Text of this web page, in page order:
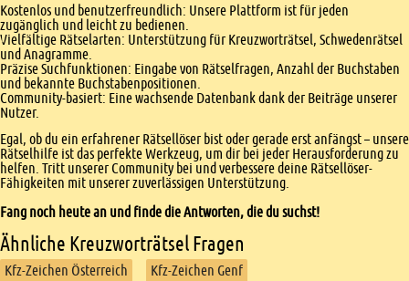
Kostenlos und benutzerfreundlich: Unsere Plattform ist für jeden
zugänglich und leicht zu bedienen.
Vielfältige Rätselarten: Unterstützung für Kreuzworträtsel, Schwedenrätsel
und Anagramme.
Präzise Suchfunktionen: Eingabe von Rätselfragen, Anzahl der Buchstaben
und bekannte Buchstabenpositionen.
Community-basiert: Eine wachsende Datenbank dank der Beiträge unserer
Nutzer.
Egal, ob du ein erfahrener Rätsellöser bist oder gerade erst anfängst – unsere
Rätselhilfe ist das perfekte Werkzeug, um dir bei jeder Herausforderung zu
helfen. Tritt unserer Community bei und verbessere deine Rätsellöser-
Fähigkeiten mit unserer zuverlässigen Unterstützung.
Fang noch heute an und finde die Antworten, die du suchst!
Ähnliche Kreuzworträtsel Fragen
Kfz-Zeichen Österreich
Kfz-Zeichen Genf